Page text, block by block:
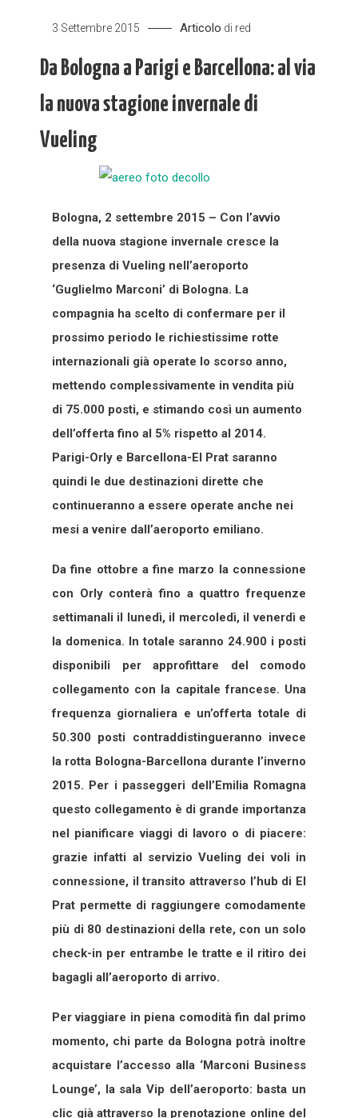
3 Settembre 2015 Articolo di red
Da Bologna a Parigi e Barcellona: al via
la nuova stagione invernale di
Vueling
Bologna, 2 settembre 2015 – Con l’avvio
della nuova stagione invernale cresce la
presenza di Vueling nell’aeroporto
‘Guglielmo Marconi’ di Bologna. La
compagnia ha scelto di confermare per il
prossimo periodo le richiestissime rotte
internazionali già operate lo scorso anno,
mettendo complessivamente in vendita più
di 75.000 posti, e stimando così un aumento
dell’offerta fino al 5% rispetto al 2014.
Parigi-Orly e Barcellona-El Prat saranno
quindi le due destinazioni dirette che
continueranno a essere operate anche nei
mesi a venire dall’aeroporto emiliano.
Da fine ottobre a fine marzo la connessione
con Orly conterà fino a quattro frequenze
settimanali il lunedì, il mercoledì, il venerdì e
la domenica. In totale saranno 24.900 i posti
disponibili per approfittare del comodo
collegamento con la capitale francese. Una
frequenza giornaliera e un’offerta totale di
50.300 posti contraddistingueranno invece
la rotta Bologna-Barcellona durante l’inverno
2015. Per i passeggeri dell’Emilia Romagna
questo collegamento è di grande importanza
nel pianificare viaggi di lavoro o di piacere:
grazie infatti al servizio Vueling dei voli in
connessione, il transito attraverso l’hub di El
Prat permette di raggiungere comodamente
più di 80 destinazioni della rete, con un solo
check-in per entrambe le tratte e il ritiro dei
bagagli all’aeroporto di arrivo.
Per viaggiare in piena comodità fin dal primo
momento, chi parte da Bologna potrà inoltre
acquistare l’accesso alla ‘Marconi Business
Lounge’, la sala Vip dell’aeroporto: basta un
clic già attraverso la prenotazione online del